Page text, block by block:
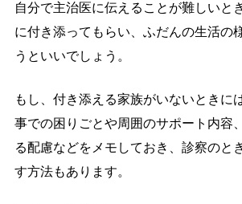
自分で主治医に伝えることが難しいと
に付き添ってもらい、ふだんの生活の
うといいでしょう。
もし、付き添える家族がいないときに
事での困りごとや周囲のサポート内容
る配慮などをメモしておき、診察のと
す方法もあります。